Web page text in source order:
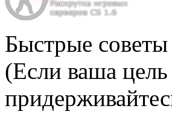
Быстрые советы
(Если ваша